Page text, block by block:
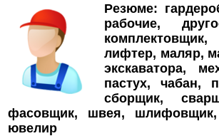
Резюме:
рабочие,
лифтер, маляр,
экскаватора,
пастух, чабан,
сборщик,
фасовщик, швея, шлифовщик,
ювелир